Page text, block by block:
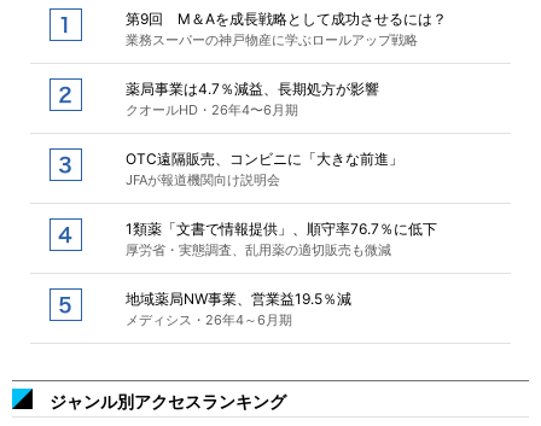
第9回 M＆Aを成長戦略として成功させるには？
業務スーパーの神戸物産に学ぶロールアップ戦略
薬局事業は4.7％減益、長期処方が影響
クオールHD・26年4〜6月期
OTC遠隔販売、コンビニに「大きな前進」
JFAが報道機関向け説明会
1類薬「文書で情報提供」、順守率76.7％に低下
厚労省・実態調査、乱用薬の適切販売も微減
地域薬局NW事業、営業益19.5％減
メディシス・26年4～6月期
ジャンル別アクセスランキング